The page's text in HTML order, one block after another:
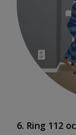
6. Ring 112